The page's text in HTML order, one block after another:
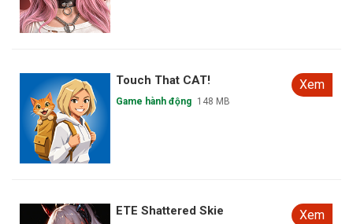
Touch That CAT!
Game hành động 148 MB
Xem
ETE Shattered Skie Xem